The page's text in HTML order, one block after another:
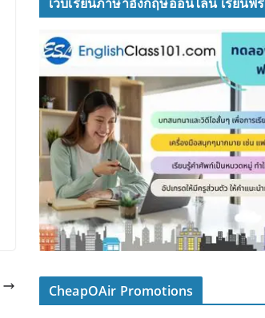
CheapOAir Promotions